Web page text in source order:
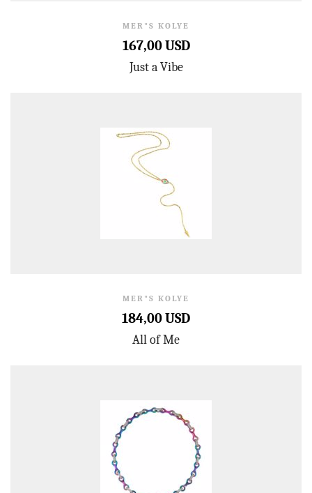
MER"S KOLYE
167,00 USD
Just a Vibe
MER"S KOLYE
184,00 USD
All of Me